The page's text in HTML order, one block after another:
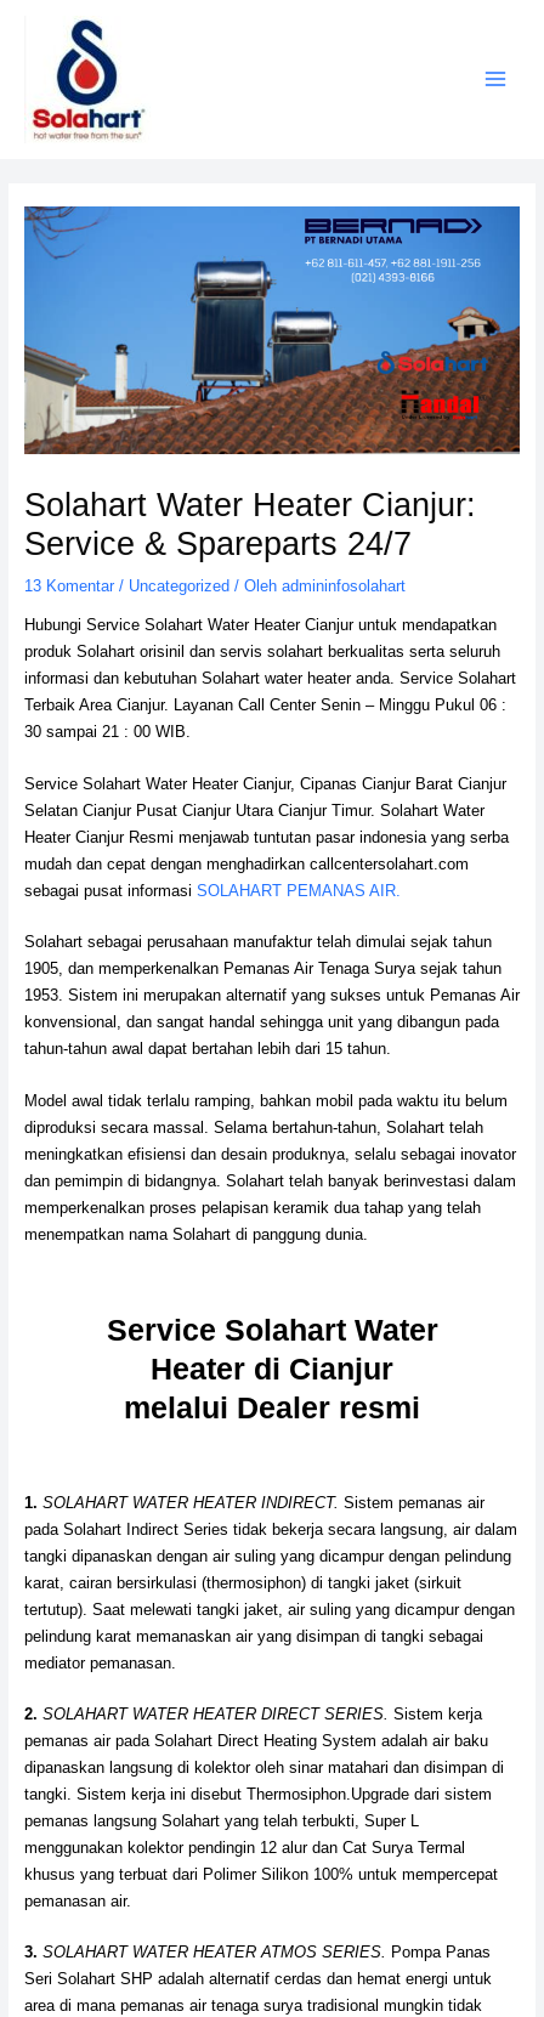
Solahart Water Heater Cianjur:
Service & Spareparts 24/7
13 Komentar / Uncategorized/ Oleh admininfosolahart
Hubungi Service Solahart Water Heater Cianjur untuk mendapatkan
produk Solahart orisinil dan servis solahart berkualitas serta seluruh
informasi dan kebutuhan Solahart water heater anda. Service Solahart
Terbaik Area Cianjur. Layanan Call Center Senin – Minggu Pukul 06 :
30 sampai 21 : 00 WIB.
Service Solahart Water Heater Cianjur, Cipanas Cianjur Barat Cianjur
Selatan Cianjur Pusat Cianjur Utara Cianjur Timur. Solahart Water
Heater Cianjur Resmi menjawab tuntutan pasar indonesia yang serba
mudah dan cepat dengan menghadirkan callcentersolahart.com
sebagai pusat informasi SOLAHART PEMANAS AIR.
Solahart sebagai perusahaan manufaktur telah dimulai sejak tahun
1905, dan memperkenalkan Pemanas Air Tenaga Surya sejak tahun
1953. Sistem ini merupakan alternatif yang sukses untuk Pemanas Air
konvensional, dan sangat handal sehingga unit yang dibangun pada
tahun-tahun awal dapat bertahan lebih dari 15 tahun.
Model awal tidak terlalu ramping, bahkan mobil pada waktu itu belum
diproduksi secara massal. Selama bertahun-tahun, Solahart telah
meningkatkan efisiensi dan desain produknya, selalu sebagai inovator
dan pemimpin di bidangnya. Solahart telah banyak berinvestasi dalam
memperkenalkan proses pelapisan keramik dua tahap yang telah
menempatkan nama Solahart di panggung dunia.
Service Solahart Water
Heater di Cianjur
melalui Dealer resmi
1. SOLAHART WATER HEATER INDIRECT. Sistem pemanas air
pada Solahart Indirect Series tidak bekerja secara langsung, air dalam
tangki dipanaskan dengan air suling yang dicampur dengan pelindung
karat, cairan bersirkulasi (thermosiphon) di tangki jaket (sirkuit
tertutup). Saat melewati tangki jaket, air suling yang dicampur dengan
pelindung karat memanaskan air yang disimpan di tangki sebagai
mediator pemanasan.
2. SOLAHART WATER HEATER DIRECT SERIES. Sistem kerja
pemanas air pada Solahart Direct Heating System adalah air baku
dipanaskan langsung di kolektor oleh sinar matahari dan disimpan di
tangki. Sistem kerja ini disebut Thermosiphon.Upgrade dari sistem
pemanas langsung Solahart yang telah terbukti, Super L
menggunakan kolektor pendingin 12 alur dan Cat Surya Termal
khusus yang terbuat dari Polimer Silikon 100% untuk mempercepat
pemanasan air.
3. SOLAHART WATER HEATER ATMOS SERIES. Pompa Panas
Seri Solahart SHP adalah alternatif cerdas dan hemat energi untuk
area di mana pemanas air tenaga surya tradisional mungkin tidak